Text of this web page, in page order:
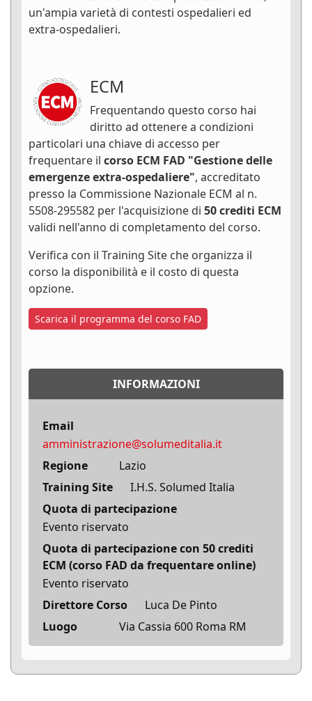
un'ampia varietà di contesti ospedalieri ed
extra-ospedalieri.
ECM
Frequentando questo corso hai
diritto ad ottenere a condizioni
particolari una chiave di accesso per
frequentare il corso ECM FAD "Gestione delle
emergenze extra-ospedaliere", accreditato
presso la Commissione Nazionale ECM al n.
5508-295582 per l'acquisizione di 50 crediti ECM
validi nell'anno di completamento del corso.
Verifica con il Training Site che organizza il
corso la disponibilità e il costo di questa
opzione.
Scarica il programma del corso FAD
INFORMAZIONI
Email
amministrazione@solumeditalia.it
Regione
Lazio
Training Site
I.H.S. Solumed Italia
Quota di partecipazione
Evento riservato
Quota di partecipazione con 50 crediti
ECM (corso FAD da frequentare online)
Evento riservato
Direttore Corso
Luca De Pinto
Luogo
Via Cassia 600 Roma RM